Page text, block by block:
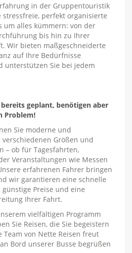
in der Gruppentouristik
perfekt organisierte
um alles kümmern: von der
bis hin zu Ihrer
Wir bieten maßgeschneiderte
auf Ihre Bedürfnisse
unterstützen Sie bei jedem
bereits geplant, benötigen aber
Problem!
Sie moderne und
Größen und
– ob für Tagesfahrten,
Veranstaltungen wie Messen
erfahrenen Fahrer bringen
wir garantieren eine schnelle
Preise und eine
Ihrer Fahrt.
vielfältigen Programm
Sie Reisen, die Sie begeistern
Team von Nette Reisen freut
Bord unserer Busse begrüßen